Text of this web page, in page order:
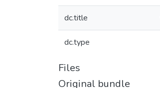
dc.title
dc.type
Files
Original bundle